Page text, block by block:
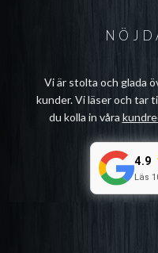
Vi är stolta och glada
kunder. Vi läser och tar
du kolla in våra
4.9
Läs